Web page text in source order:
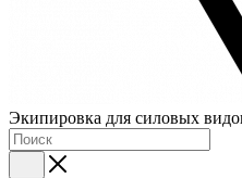
Экипировка для силовых